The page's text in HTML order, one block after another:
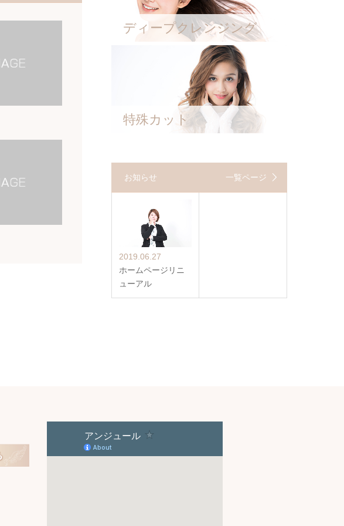
ディープクレンジング
特殊カット
お知らせ 一覧ページ
2019.06.27
ホームページリニ
ューアル